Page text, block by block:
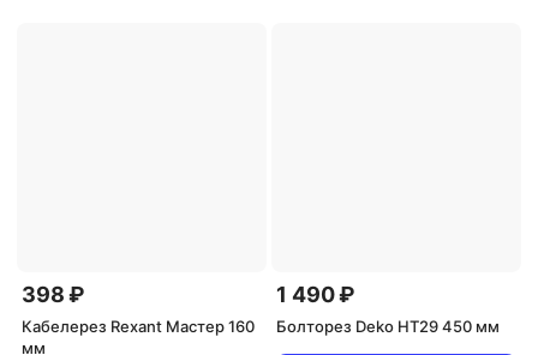
398 ₽
Кабелерез Rexant Мастер 160
мм
1 490 ₽
Болторез Deko HT29 450 мм